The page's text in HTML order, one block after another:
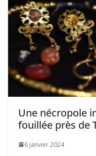
Une nécropole
fouillée près de
6 janvier 2024